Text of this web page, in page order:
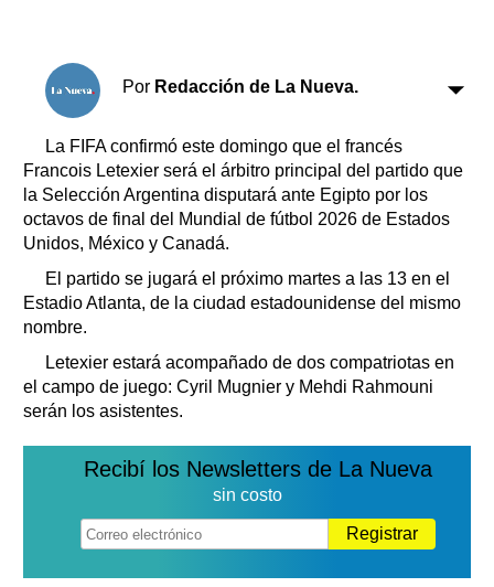
Por Redacción de La Nueva.
La FIFA confirmó este domingo que el francés
Francois Letexier será el árbitro principal del partido que
la Selección Argentina disputará ante Egipto por los
octavos de final del Mundial de fútbol 2026 de Estados
Unidos, México y Canadá.
El partido se jugará el próximo martes a las 13 en el
Estadio Atlanta, de la ciudad estadounidense del mismo
nombre.
Letexier estará acompañado de dos compatriotas en
el campo de juego: Cyril Mugnier y Mehdi Rahmouni
serán los asistentes.
Recibí los Newsletters de La Nueva
sin costo
Registrar